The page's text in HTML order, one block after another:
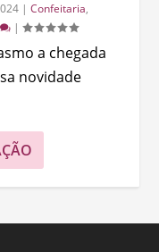
|Confeitaria,
|
a chegada
novidade